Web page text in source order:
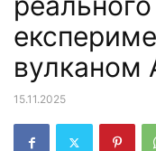
вулканом
15.11.2025